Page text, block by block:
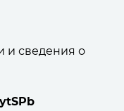
и сведения о